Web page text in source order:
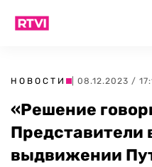
НОВОСТИ | 08.12.2023 /
«Решение
Представители
выдвижении